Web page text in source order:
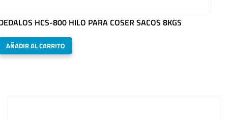
HCS-800 HILO PARA COSER SACOS 8KGS
AÑADIR AL CARRITO